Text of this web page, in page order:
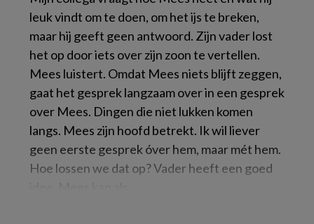
leuk vindt om te doen, om het ijs te breken,
maar hij geeft geen antwoord. Zijn vader lost
het op door iets over zijn zoon te vertellen.
Mees luistert. Omdat Mees niets blijft zeggen,
gaat het gesprek langzaam over in een gesprek
over Mees. Dingen die niet lukken komen
langs. Mees zijn hoofd betrekt. Ik wil liever
geen eerste gesprek óver hem, maar mét hem.
Hoe lossen we dat op? Vader heeft een goed